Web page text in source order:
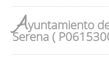
Ayuntamiento
Serena (